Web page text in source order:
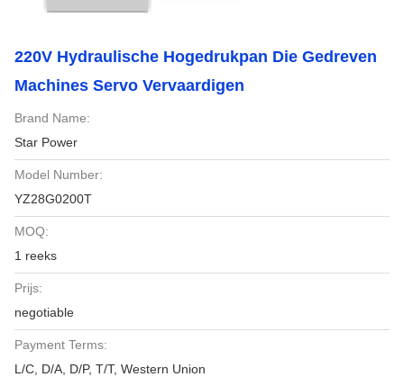
220V Hydraulische Hogedrukpan Die Gedreven
Machines Servo Vervaardigen
Brand Name:
Star Power
Model Number:
YZ28G0200T
MOQ:
1 reeks
Prijs:
negotiable
Payment Terms:
L/C, D/A, D/P, T/T, Western Union